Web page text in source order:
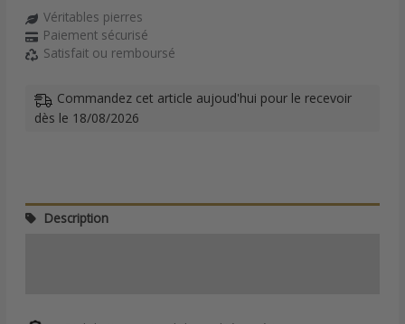
Véritables pierres
Paiement sécurisé
Satisfait ou remboursé
Commandez cet article aujoud'hui pour le recevoir
dès le 18/08/2026
Description